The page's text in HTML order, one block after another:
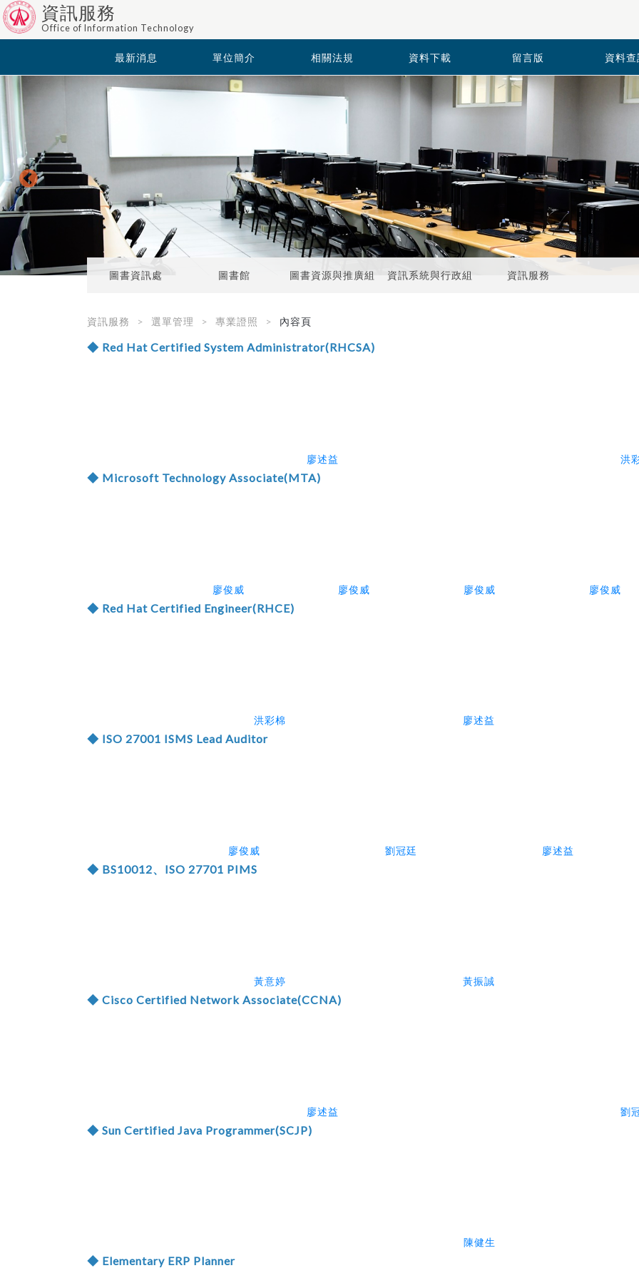
資訊服務
Office of Information Technology
最新消息 單位簡介 相關法規 資料下載 留言版 資料查
圖書資訊處 圖書館 圖書資源與推廣組 資訊系統與行政組 資訊服務
資訊服務 選單管理 專業證照 內容頁
◆ Red Hat Certified System Administrator(RHCSA)
廖述益 洪
◆ Microsoft Technology Associate(MTA)
廖俊威 廖俊威 廖俊威 廖俊威
◆ Red Hat Certified Engineer(RHCE)
洪彩棉 廖述益
◆ ISO 27001 ISMS Lead Auditor
廖俊威 劉冠廷 廖述益
◆ BS10012、ISO 27701 PIMS
黃意婷 黃振誠
◆ Cisco Certified Network Associate(CCNA)
廖述益 劉
◆ Sun Certified Java Programmer(SCJP)
陳健生
◆ Elementary ERP Planner